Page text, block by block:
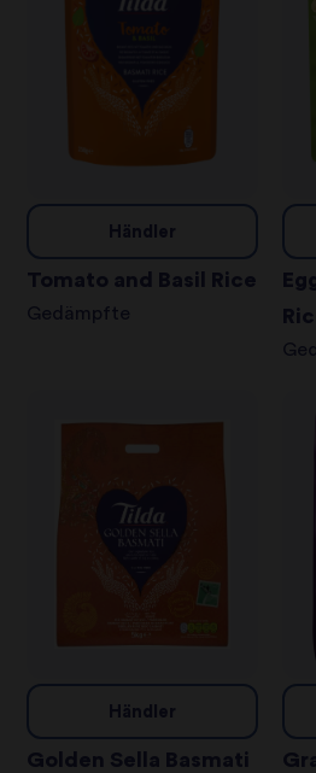
Händler
Tomato and Basil Rice
Gedämpfte
Händler
Golden Sella Basmati